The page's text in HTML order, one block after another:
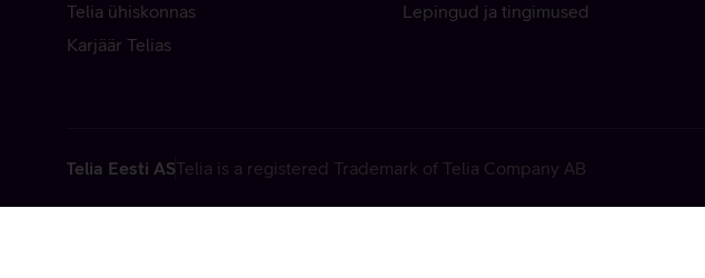
Telia ühiskonnas
Karjäär Telias
Lepingud ja tingimused
Telia Eesti ASTelia is a registered Trademark of Telia Company AB